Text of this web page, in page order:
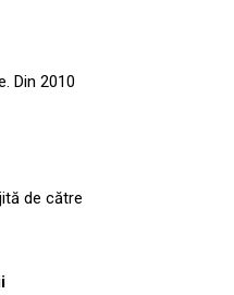
Din 2010
de către